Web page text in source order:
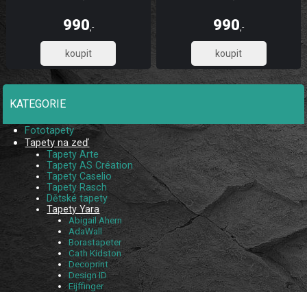
990,-
818,18
990,-
818,18
KATEGORIE
Fototapety
Tapety na zeď
Tapety Arte
Tapety AS Création
Tapety Caselio
Tapety Rasch
Dětské tapety
Tapety Yara
Abigail Ahern
AdaWall
Borastapeter
Cath Kidston
Decoprint
Design ID
Eijffinger